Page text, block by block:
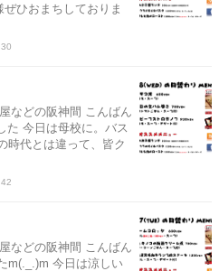
ひおまちしておりま
などの阪神間 こんばん
た 今日は母校に。バス
時代とは違って、皆ク
などの阪神間 こんばん
m(._.)m 今日は涼しい